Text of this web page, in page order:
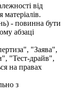
від
- повинна бути
абзаці
"Заява",
"Тест-драйв",
на правах
з